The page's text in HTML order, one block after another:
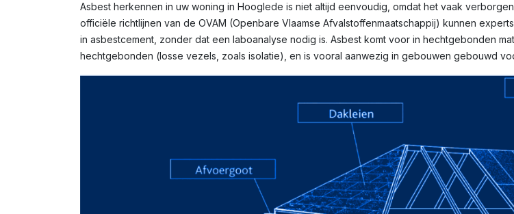
Asbest herkennen in uw woning in Hooglede is niet altijd eenvoudig, omdat het vaak
officiële richtlijnen van de OVAM (Openbare Vlaamse Afvalstoffenmaatschappij) kunnen
in asbestcement, zonder dat een laboanalyse nodig is. Asbest komt voor in hechtgebonden
hechtgebonden (losse vezels, zoals isolatie), en is vooral aanwezig in gebouwen gebouwd